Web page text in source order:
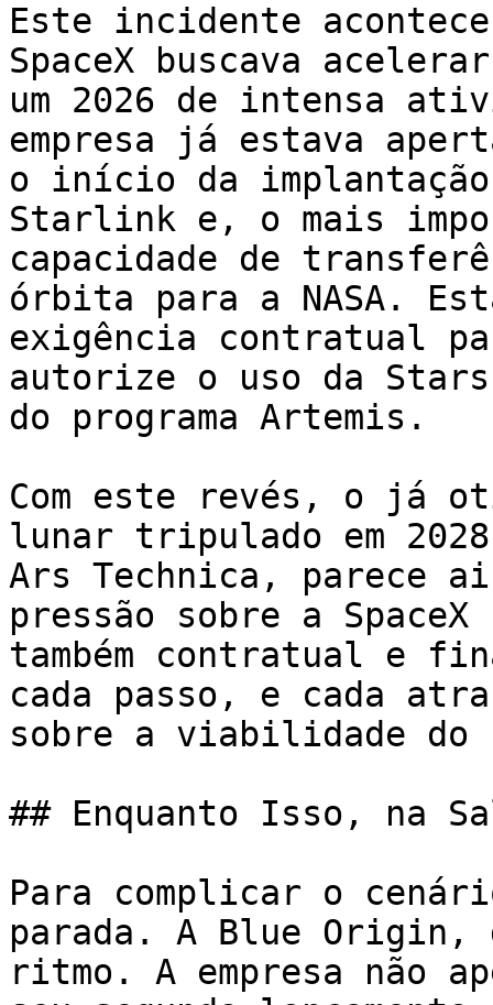
Este incidente acontece
SpaceX buscava
um 2026 de intensa
empresa já estava
o início da
Starlink e, o mais
capacidade de
órbita para a NASA.
exigência contratual
autorize o uso da
do programa Artemis.
Com este revés, o já
lunar tripulado em
Ars Technica, parece
pressão sobre a
também contratual e
cada passo, e cada
sobre a viabilidade do
## Enquanto Isso, na
Para complicar o
parada. A Blue Origin,
ritmo. A empresa não